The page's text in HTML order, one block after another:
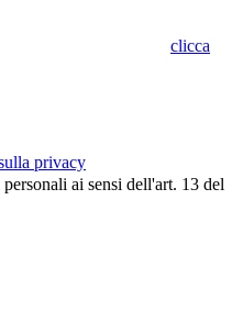
clicca
privacy
ai sensi dell'art. 13 del